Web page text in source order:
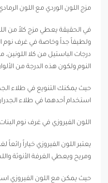
مزج اللون الوردي مع اللون
في الحقيقة يعطي مزج كلاً من
ولطيفاً جداً وخاصة في غرف نوم
درجات الباستيل من كلا
النوم ولكون هذه الدرجة من
حيث يمكنك التنويع في طلاء
استخدام أحدهما في طلاء الجدران
اللون الفيروزي في غرف نوم البنات
يعتبر اللون الفيروزي خياراً
ومريح ويعطي الغرفة الأنوثة
حيث يمكن مع اللون الفيروزي